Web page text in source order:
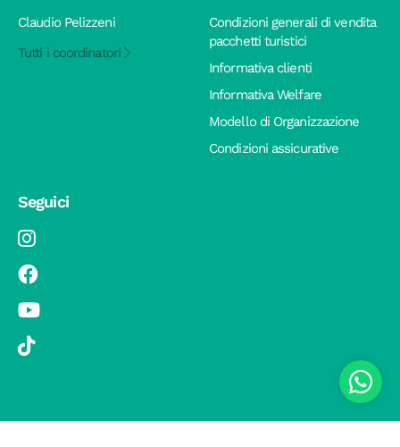
Claudio Pelizzeni
Tutti i coordinatori
Condizioni generali di vendita
pacchetti turistici
Informativa clienti
Informativa Welfare
Modello di Organizzazione
Condizioni assicurative
Seguici